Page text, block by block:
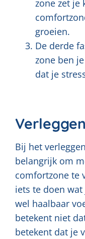
zone zet je
groeien.
De derde
zone ben
dat je
Bij het
belangrijk om
comfortzone te
iets te doen
wel haalbaar
betekent niet
betekent dat je